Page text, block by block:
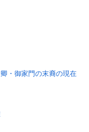
・御家門の末裔の現在